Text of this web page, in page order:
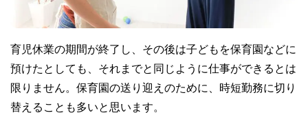
育児休業の期間が終了し、その後は子どもを保育園などに
預けたとしても、それまでと同じように仕事ができるとは
限りません。保育園の送り迎えのために、時短勤務に切り
替えることも多いと思います。